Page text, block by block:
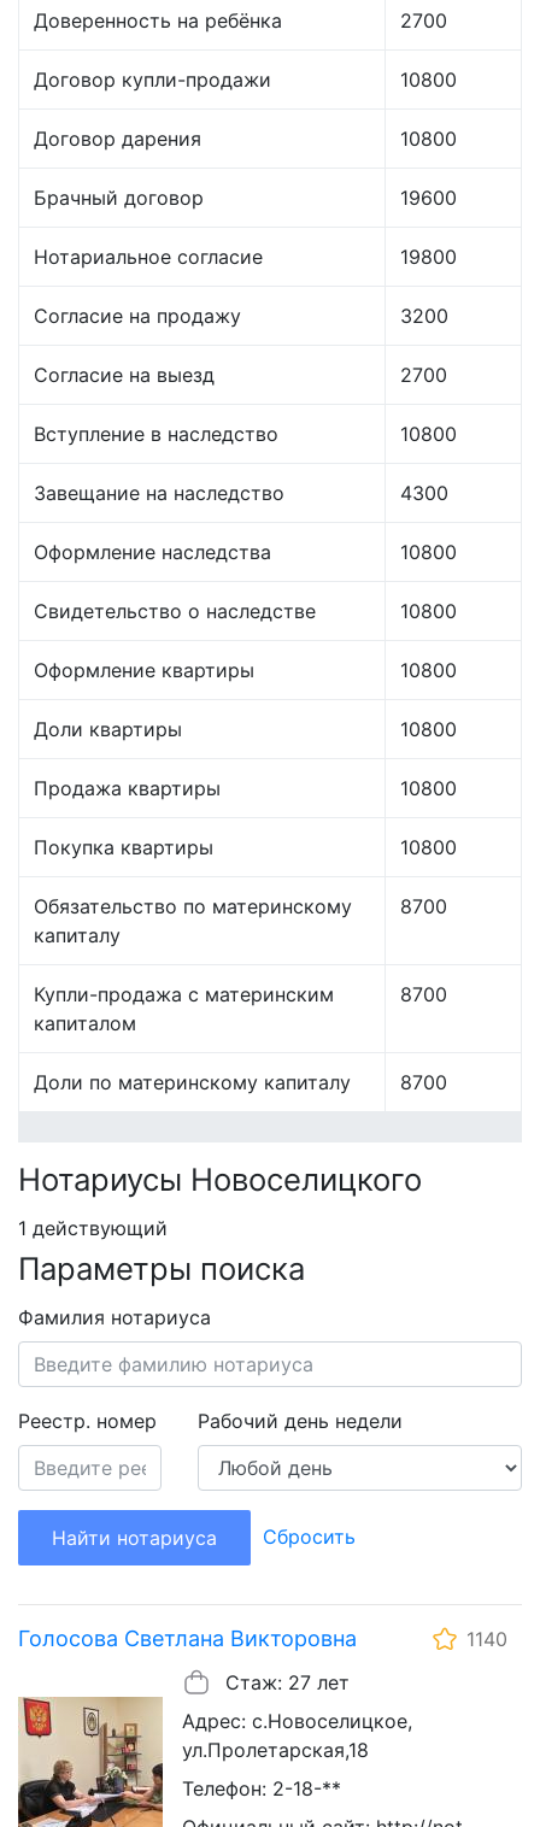
Доверенность на ребёнка 2700
Договор купли-продажи 10800
Договор дарения 10800
Брачный договор 19600
Нотариальное согласие 19800
Согласие на продажу 3200
Согласие на выезд 2700
Вступление в наследство 10800
Завещание на наследство 4300
Оформление наследства 10800
Свидетельство о наследстве 10800
Оформление квартиры 10800
Доли квартиры 10800
Продажа квартиры 10800
Покупка квартиры 10800
Обязательство по материнскому
капиталу
8700
Купли-продажа с материнским
капиталом
8700
Доли по материнскому капиталу 8700
Нотариусы Новоселицкого
1 действующий
Параметры поиска
Фамилия нотариуса
Реестр. номер Рабочий день недели
Найти нотариуса Сбросить
Голосова Светлана Викторовна
1140
Стаж: 27 лет
Адрес: с.Новоселицкое,
ул.Пролетарская,18
Телефон: 2-18-**